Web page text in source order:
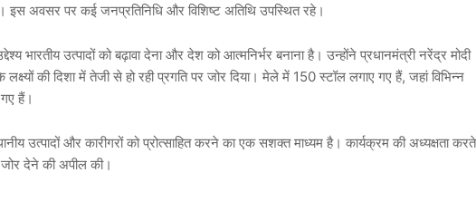
इस अवसर पर कई जनप्रतिनिधि और विशिष्ट अतिथि उपस्थित रहे।
भारतीय उत्पादों को बढ़ावा देना और देश को आत्मनिर्भर बनाना है। उन्होंने प्रधानमंत्री नरेंद्र मोदी
की दिशा में तेजी से हो रही प्रगति पर जोर दिया। मेले में 150 स्टॉल लगाए गए हैं, जहां विभिन्न
हैं।
उत्पादों और कारीगरों को प्रोत्साहित करने का एक सशक्त माध्यम है। कार्यक्रम की अध्यक्षता करते
देने की अपील की।